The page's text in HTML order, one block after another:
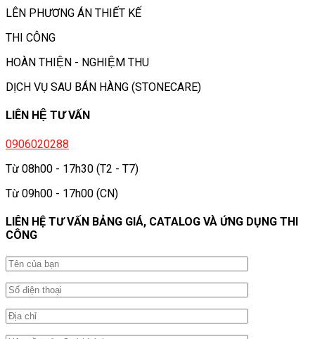
LÊN PHƯƠNG ÁN THIẾT KẾ
THI CÔNG
HOÀN THIỆN - NGHIỆM THU
DỊCH VỤ SAU BÁN HÀNG (STONECARE)
LIÊN HỆ TƯ VẤN
0906020288
Từ 08h00 - 17h30 (T2 - T7)
Từ 09h00 - 17h00 (CN)
LIÊN HỆ TƯ VẤN BẢNG GIÁ, CATALOG VÀ ỨNG DỤNG THI
CÔNG